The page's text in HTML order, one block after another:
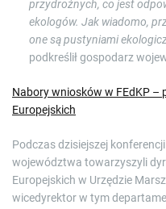
przydrożnych, co jest
ekologów. Jak wiadomo,
one są pustyniami
podkreślił gospodarz
Nabory wniosków w FEdKP –
Europejskich
Podczas dzisiejszej
województwa towarzyszyli
Europejskich w Urzędzie
wicedyrektor w tym